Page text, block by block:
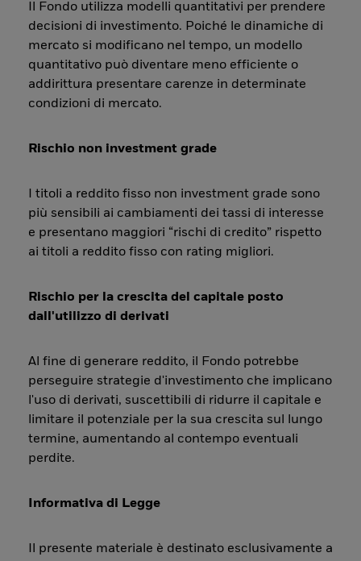
Il Fondo utilizza modelli quantitativi per prendere
decisioni di investimento. Poiché le dinamiche di
mercato si modificano nel tempo, un modello
quantitativo può diventare meno efficiente o
addirittura presentare carenze in determinate
condizioni di mercato.
Rischio non investment grade
I titoli a reddito fisso non investment grade sono
più sensibili ai cambiamenti dei tassi di interesse
e presentano maggiori “rischi di credito” rispetto
ai titoli a reddito fisso con rating migliori.
Rischio per la crescita del capitale posto
dall'utilizzo di derivati
Al fine di generare reddito, il Fondo potrebbe
perseguire strategie d'investimento che implicano
l'uso di derivati, suscettibili di ridurre il capitale e
limitare il potenziale per la sua crescita sul lungo
termine, aumentando al contempo eventuali
perdite.
Informativa di Legge
Il presente materiale è destinato esclusivamente a